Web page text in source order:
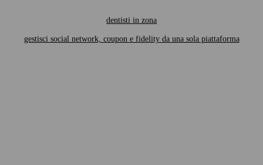
dentisti in zona
gestisci social network, coupon e fidelity da una sola piattaforma